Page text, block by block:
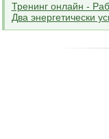
Тренинг онлайн -
Два энергетически